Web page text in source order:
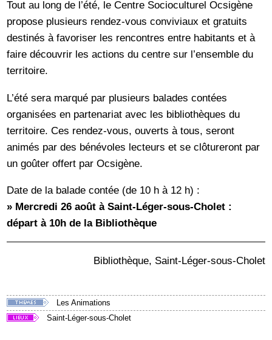
Tout au long de l’été, le Centre Socioculturel Ocsigène
propose plusieurs rendez-vous conviviaux et gratuits
destinés à favoriser les rencontres entre habitants et à
faire découvrir les actions du centre sur l’ensemble du
territoire.
L’été sera marqué par plusieurs balades contées
organisées en partenariat avec les bibliothèques du
territoire. Ces rendez-vous, ouverts à tous, seront
animés par des bénévoles lecteurs et se clôtureront par
un goûter offert par Ocsigène.
Date de la balade contée (de 10 h à 12 h) :
» Mercredi 26 août à Saint-Léger-sous-Cholet :
départ à 10h de la Bibliothèque
Bibliothèque, Saint-Léger-sous-Cholet
Les Animations
Saint-Léger-sous-Cholet